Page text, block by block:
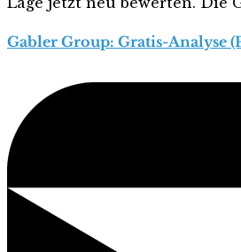
Gabler Group: Gratis-Analyse